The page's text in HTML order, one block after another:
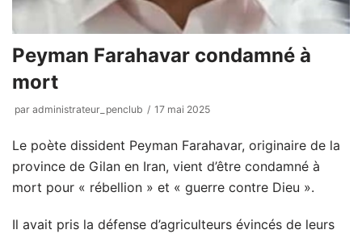
Peyman Farahavar condamné à
mort
par administrateur_penclub 17 mai 2025
Le poète dissident Peyman Farahavar, originaire de la
province de Gilan en Iran, vient d’être condamné à
mort pour « rébellion » et « guerre contre Dieu ».
Il avait pris la défense d’agriculteurs évincés de leurs